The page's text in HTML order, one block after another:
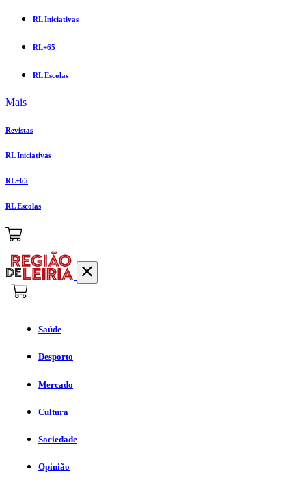
RL Iniciativas
RL+65
RL Escolas
Mais
Revistas
RL Iniciativas
RL+65
RL Escolas
Saúde
Desporto
Mercado
Cultura
Sociedade
Opinião